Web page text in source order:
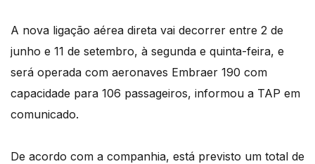
A nova ligação aérea direta vai decorrer entre 2 de
junho e 11 de setembro, à segunda e quinta-feira, e
será operada com aeronaves Embraer 190 com
capacidade para 106 passageiros, informou a TAP em
comunicado.
De acordo com a companhia, está previsto um total de